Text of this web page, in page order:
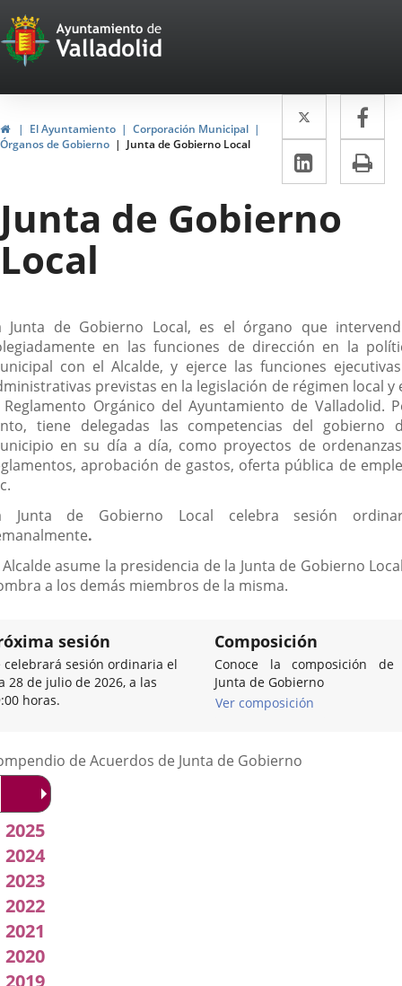
Portal
Web
del
Ayuntamiento
de
Valladolid
InicioEl Ayuntamiento
Corporación Municipal
Órganos de Gobierno
Junta de Gobierno Local
Twitter
Enlace
a
una
externa.
a
LinkedIn
Enlace
a
una
Junta de Gobierno
Local
Junta de Gobierno Local, es el órgano que
en las funciones de dirección en la
con el Alcalde, y ejerce las funciones
previstas en la legislación de régimen local y
Orgánico del Ayuntamiento de Valladolid.
tiene delegadas las competencias del gobierno
en su día a día, como proyectos de
aprobación de gastos, oferta pública de
Junta de Gobierno Local celebra sesión
.
Alcalde asume la presidencia de la Junta de Gobierno
a los demás miembros de la misma.
sesión
celebrará sesión ordinaria el
28 de julio de 2026, a las
horas.
Composición
Conoce la composición de
Junta de Gobierno
Ver composición
de Acuerdos de Junta de Gobierno
2026
2025
2024
2023
2022
2021
2020
2019